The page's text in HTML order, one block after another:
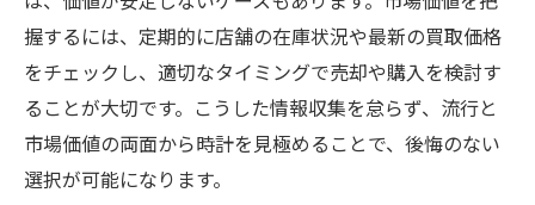
握するには、定期的に店舗の在庫状況や最新の買取価格
をチェックし、適切なタイミングで売却や購入を検討す
ることが大切です。こうした情報収集を怠らず、流行と
市場価値の両面から時計を見極めることで、後悔のない
選択が可能になります。